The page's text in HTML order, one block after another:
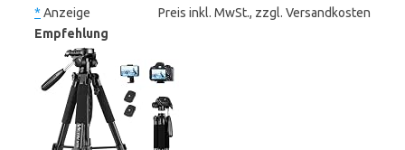
* Anzeige
Preis inkl. MwSt., zzgl. Versandkosten
Empfehlung